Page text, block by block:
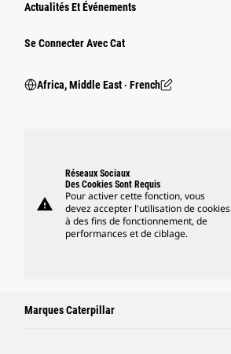
Actualités Et Événements
Se Connecter Avec Cat
Africa, Middle East ‧ French
warning
Réseaux Sociaux
Des Cookies Sont Requis
Pour activer cette fonction, vous
devez accepter l'utilisation de cookies
à des fins de fonctionnement, de
performances et de ciblage.
Marques Caterpillar